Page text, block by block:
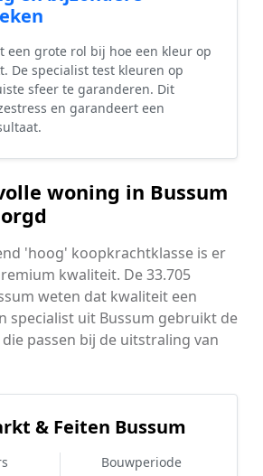
een grote rol bij hoe een kleur op
De specialist test kleuren op
sfeer te garanderen. Dit
en garandeert een
woning in Bussum
'hoog' koopkrachtklasse is er
kwaliteit. De 33.705
weten dat kwaliteit een
specialist uit Bussum gebruikt de
passen bij de uitstraling van
& Feiten Bussum
Bouwperiode